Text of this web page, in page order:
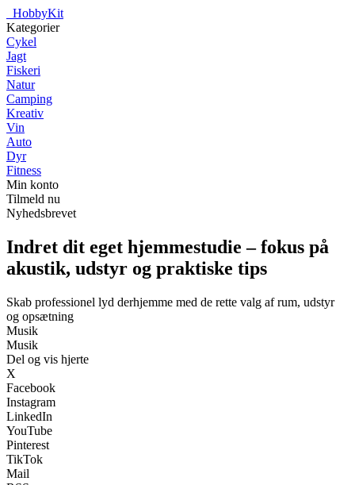
HobbyKit
Kategorier
Cykel
Jagt
Fiskeri
Natur
Camping
Kreativ
Vin
Auto
Dyr
Fitness
Min konto
Tilmeld nu
Nyhedsbrevet
Indret dit eget hjemmestudie – fokus på
akustik, udstyr og praktiske tips
Skab professionel lyd derhjemme med de rette valg af rum, udstyr
og opsætning
Musik
Musik
Del og vis hjerte
X
Facebook
Instagram
LinkedIn
YouTube
Pinterest
TikTok
Mail